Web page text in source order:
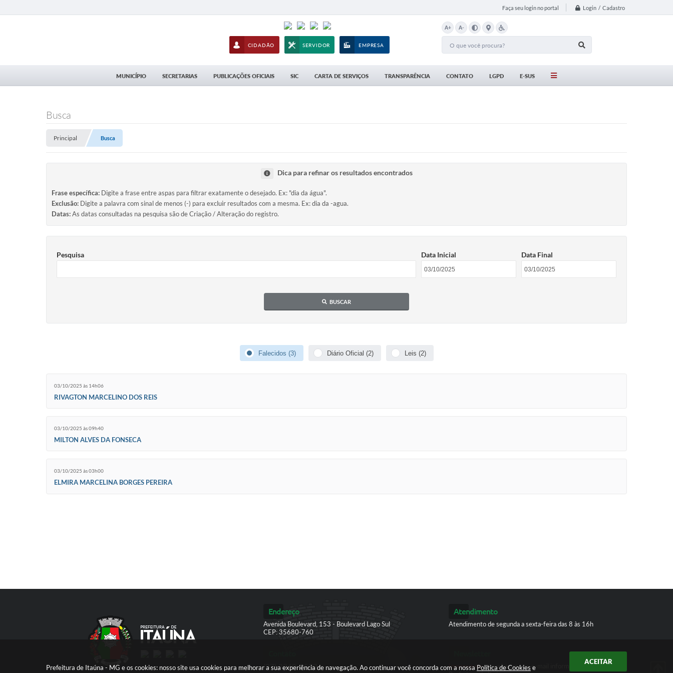
Prefeitura de Itaúna - MG e os cookies: nosso site usa cookies para melhorar a sua experiência de navegação. Ao continuar você concorda com a nossa Política de Cookies e
ACEITAR
Faça seu login no portal Login / Cadastro
CIDADÃO SERVIDOR EMPRESA
A+ A-
MUNICÍPIO SECRETARIAS PUBLICAÇÕES OFICIAIS SIC CARTA DE SERVIÇOS TRANSPARÊNCIA CONTATO LGPD E-SUS
Busca
Principal Busca
Dica para refinar os resultados encontrados
Frase específica: Digite a frase entre aspas para filtrar exatamente o desejado. Ex: "dia da água".
Exclusão: Digite a palavra com sinal de menos (-) para excluir resultados com a mesma. Ex: dia da -agua.
Datas:As datas consultadas na pesquisa são de Criação / Alteração do registro.
Pesquisa Data Inicial Data Final
BUSCAR
Falecidos (3) Diário Oficial (2) Leis (2)
03/10/2025 às 14h06
RIVAGTON MARCELINO DOS REIS
03/10/2025 às 09h40
MILTON ALVES DA FONSECA
03/10/2025 às 03h00
ELMIRA MARCELINA BORGES PEREIRA
Endereço
Avenida Boulevard, 153 - Boulevard Lago Sul
CEP: 35680-760
Atendimento
Atendimento de segunda a sexta-feira das 8 às 16h
(37) 3249-9500
Inscreva-see receba em seu e-mail informativos da